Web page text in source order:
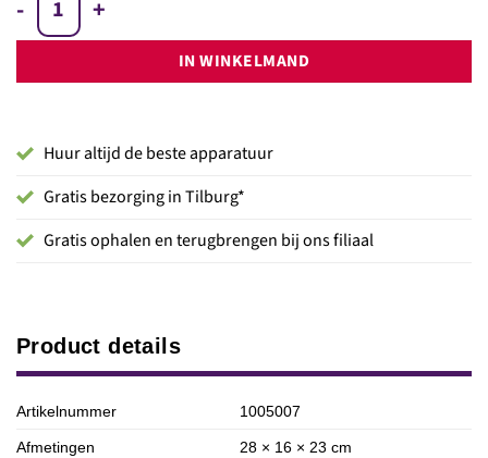
Spiegelbol motor (Tot 100cm) aantal
IN WINKELMAND
Huur altijd de beste apparatuur
Gratis bezorging in Tilburg*
Gratis ophalen en terugbrengen bij ons filiaal
Product details
Artikelnummer 1005007
Afmetingen 28 × 16 × 23 cm